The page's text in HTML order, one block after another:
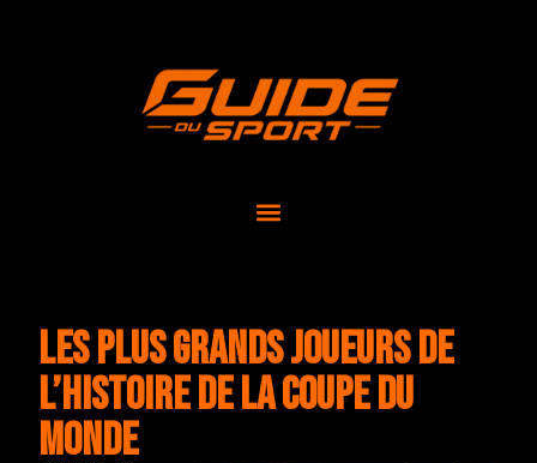
Les Plus Grands Joueurs de
l’Histoire de la Coupe du
Monde